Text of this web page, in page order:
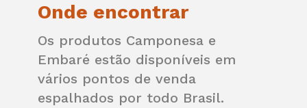
Onde encontrar
Os produtos Camponesa e
Embaré estão disponíveis em
vários pontos de venda
espalhados por todo Brasil.